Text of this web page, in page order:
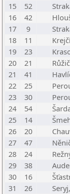
15
52
16
42
17
9
18
11
19
23
20
21
21
41
22
25
23
30
24
54
25
14
26
20
27
47
28
24
29
38
30
16
31
26